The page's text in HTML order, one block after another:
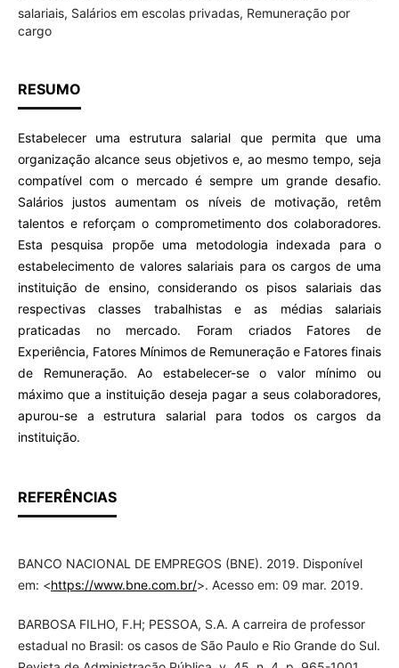
salariais, Salários em escolas privadas, Remuneração por
cargo
RESUMO
Estabelecer uma estrutura salarial que permita que uma
organização alcance seus objetivos e, ao mesmo tempo, seja
compatível com o mercado é sempre um grande desafio.
Salários justos aumentam os níveis de motivação, retêm
talentos e reforçam o comprometimento dos colaboradores.
Esta pesquisa propõe uma metodologia indexada para o
estabelecimento de valores salariais para os cargos de uma
instituição de ensino, considerando os pisos salariais das
respectivas classes trabalhistas e as médias salariais
praticadas no mercado. Foram criados Fatores de
Experiência, Fatores Mínimos de Remuneração e Fatores finais
de Remuneração. Ao estabelecer-se o valor mínimo ou
máximo que a instituição deseja pagar a seus colaboradores,
apurou-se a estrutura salarial para todos os cargos da
instituição.
REFERÊNCIAS
BANCO NACIONAL DE EMPREGOS (BNE). 2019. Disponível
em: <https://www.bne.com.br/>. Acesso em: 09 mar. 2019.
BARBOSA FILHO, F.H; PESSOA, S.A. A carreira de professor
estadual no Brasil: os casos de São Paulo e Rio Grande do Sul.